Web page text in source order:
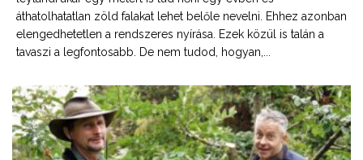
áthatolhatatlan zöld falakat lehet belőle nevelni. Ehhez azonban
elengedhetetlen a rendszeres nyírása. Ezek közül is talán a
tavaszi a legfontosabb. De nem tudod, hogyan,...